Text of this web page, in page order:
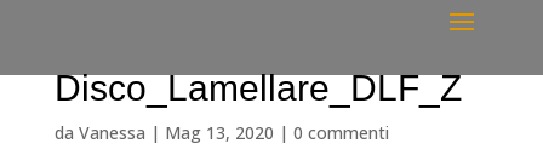
Disco_Lamellare_DLF_Z
da Vanessa | Mag 13, 2020 | 0 commenti